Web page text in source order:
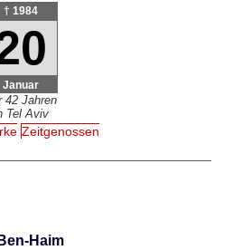
† 1984
Januar
42 Jahren
Tel Aviv
Zeitgenossen
Haim